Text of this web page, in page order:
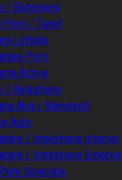
/ Betoniere
Perii / Tunel
Lichida
Perii
Activa
/ Balastiere
Apa / Nanotech
Auto
/ Intretinere Interior
/ Intretinere Exterior
Speciale